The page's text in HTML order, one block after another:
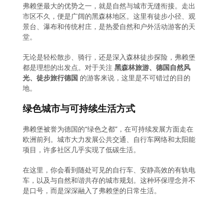
弗赖堡最大的优势之一，就是自然与城市无缝衔接。走出
市区不久，便是广阔的黑森林地区。这里有徒步小径、观
景台、瀑布和传统村庄，是热爱自然和户外活动游客的天
堂。
无论是轻松散步、骑行，还是深入森林徒步探险，弗赖堡
都是理想的出发点。对于关注黑森林旅游、德国自然风
光、徒步旅行德国 的游客来说，这里是不可错过的目的
地。
绿色城市与可持续生活方式
弗赖堡被誉为德国的“绿色之都”，在可持续发展方面走在
欧洲前列。城市大力发展公共交通、自行车网络和太阳能
项目，许多社区几乎实现了低碳生活。
在这里，你会看到随处可见的自行车、安静高效的有轨电
车，以及与自然和谐共存的城市规划。这种环保理念并不
是口号，而是深深融入了弗赖堡的日常生活。